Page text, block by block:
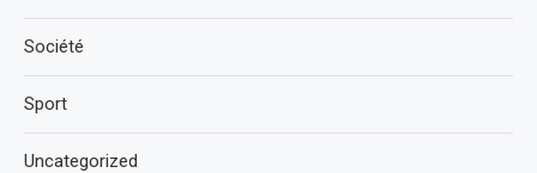
Société
Sport
Uncategorized